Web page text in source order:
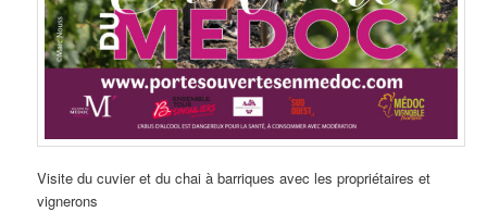
Visite du cuvier et du chai à barriques avec les propriétaires et
vignerons